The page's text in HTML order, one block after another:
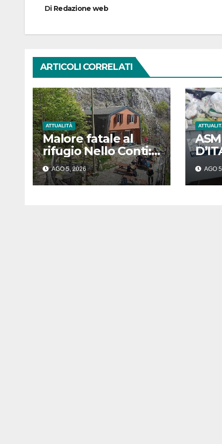
Di Redazione web
ARTICOLI CORRELATI
ATTUALITÀ
Malore fatale al
rifugio Nello Conti:
muore un
escursionista di 80
anni sulle Apuane
AGO 5, 2026 AGO